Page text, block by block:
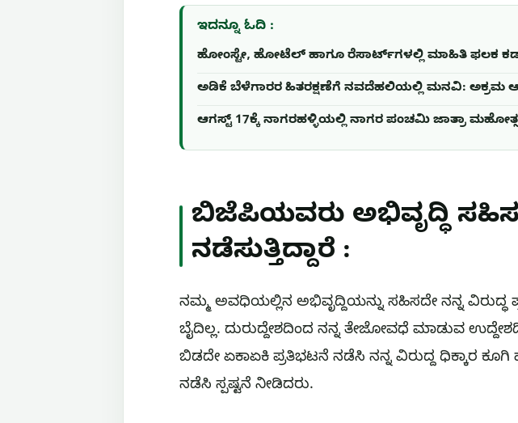
ಇದನ್ನೂ ಓದಿ :
ಹೋಂಸ್ಟೇ, ಹೋಟೆಲ್ ಹಾಗೂ ರೆಸಾರ್ಟ್‌ಗಳಲ್ಲಿ ಮಾಹಿತಿ ಫಲಕ
ಅಡಿಕೆ ಬೆಳೆಗಾರರ ಹಿತರಕ್ಷಣೆಗೆ ನವದೆಹಲಿಯಲ್ಲಿ ಮನವಿ:
ಆಗಸ್ಟ್ 17ಕ್ಕೆ ನಾಗರಹಳ್ಳಿಯಲ್ಲಿ ನಾಗರ ಪಂಚಮಿ ಜಾತ್ರಾ
ಬಿಜೆಪಿಯವರು ಅಭಿವೃದ್ಧಿ
ನಡೆಸುತ್ತಿದ್ದಾರೆ :
ನಮ್ಮ ಅವಧಿಯಲ್ಲಿನ ಅಭಿವೃದ್ದಿಯನ್ನು ಸಹಿಸದೇ ನನ್ನ ವಿರುದ್ಧ
ಬೈದಿಲ್ಲ. ದುರುದ್ದೇಶದಿಂದ ನನ್ನ ತೇಜೋವಧೆ ಮಾಡುವ
ಬಿಡದೇ ಏಕಾಏಕಿ ಪ್ರತಿಭಟನೆ ನಡೆಸಿ ನನ್ನ ವಿರುದ್ದ ಧಿಕ್ಕಾರ ಕೂಗಿ
ನಡೆಸಿ ಸ್ಪಷ್ಟನೆ ನೀಡಿದರು.